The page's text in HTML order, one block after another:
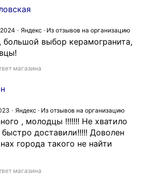
Яндекс · Из отзывов на организацию
большой выбор керамогранита,
магазина
Яндекс · Из отзывов на организацию
, молодцы !!!!!!! Не хватило
доставили!!!!! Доволен
города такого не найти
магазина